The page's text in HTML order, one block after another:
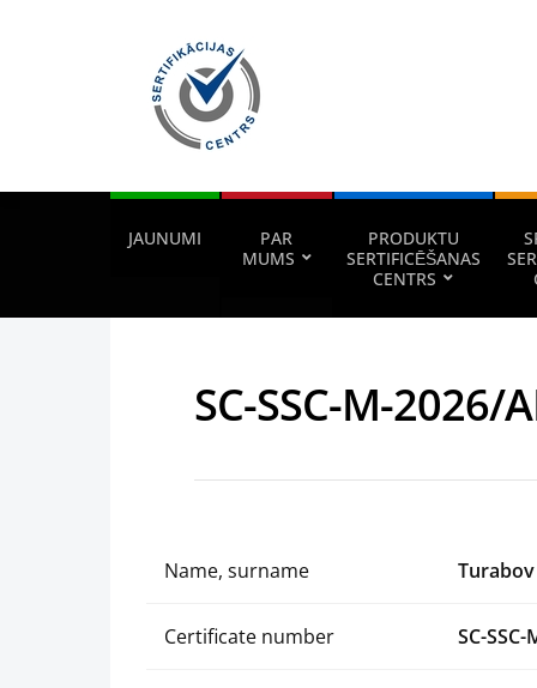
JAUNUMI
PAR
MUMS
PRODUKTU
SERTIFICĒŠANAS
CENTRS
SC-SSC-M-2026/
Name, surname
Certificate number SC-